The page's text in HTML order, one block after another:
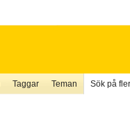
Taggar Teman Sök på